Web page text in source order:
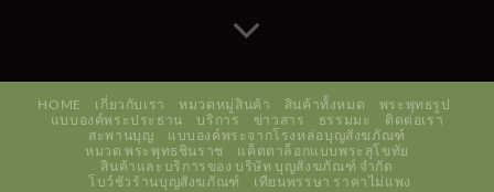
HOME เกี่ยวกับเรา หมวดหมู่สินค้า สินค้าทั้งหมด
พระพุทธรูป
แบบองค์พระประธาน
บริการ ข่าวสาร ธรรมมะ
ติดต่อเรา
สะพานบุญ
แบบองค์พระจากโรงหล่อบุญสังฆภัณฑ์
หมวด พระพุทธชินราช
แค็ตตาล็อกแบบพระสุโขทัย
สินค้าและบริการของ บริษัท บุญสังฆภัณฑ์ จำกัด
โบว์ชัวร้านบุญสังฆภัณฑ์
เทียนพรรษา ราคาไม่แพง